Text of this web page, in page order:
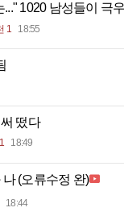
1020 남성들이 극
1 18:55
떴다
18:49
(오류수정 완)
18:44